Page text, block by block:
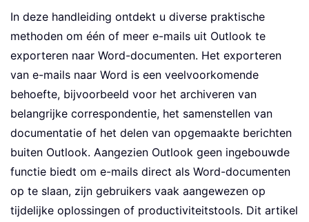
In deze handleiding ontdekt u diverse praktische
methoden om één of meer e-mails uit Outlook te
exporteren naar Word-documenten. Het exporteren
van e-mails naar Word is een veelvoorkomende
behoefte, bijvoorbeeld voor het archiveren van
belangrijke correspondentie, het samenstellen van
documentatie of het delen van opgemaakte berichten
buiten Outlook. Aangezien Outlook geen ingebouwde
functie biedt om e-mails direct als Word-documenten
op te slaan, zijn gebruikers vaak aangewezen op
tijdelijke oplossingen of productiviteitstools. Dit artikel